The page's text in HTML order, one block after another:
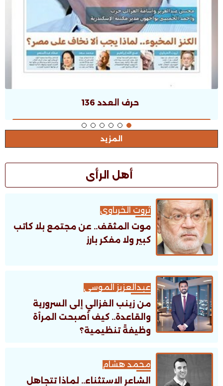
حرف العدد 135
المزيد
أهل الرأى
ثروت الخرباوى
موت المثقف.. عن مجتمع بلا كاتب
كبير ولا مفكر بارز
عبدالعزيز الموسى
من زينب الغزالي إلى السرورية
والقاعدة.. كيف أصبحت المرأة
وظيفةً تنظيمية؟
محمد هشام
الشاعر الاستثناء.. لماذا تتجاهل